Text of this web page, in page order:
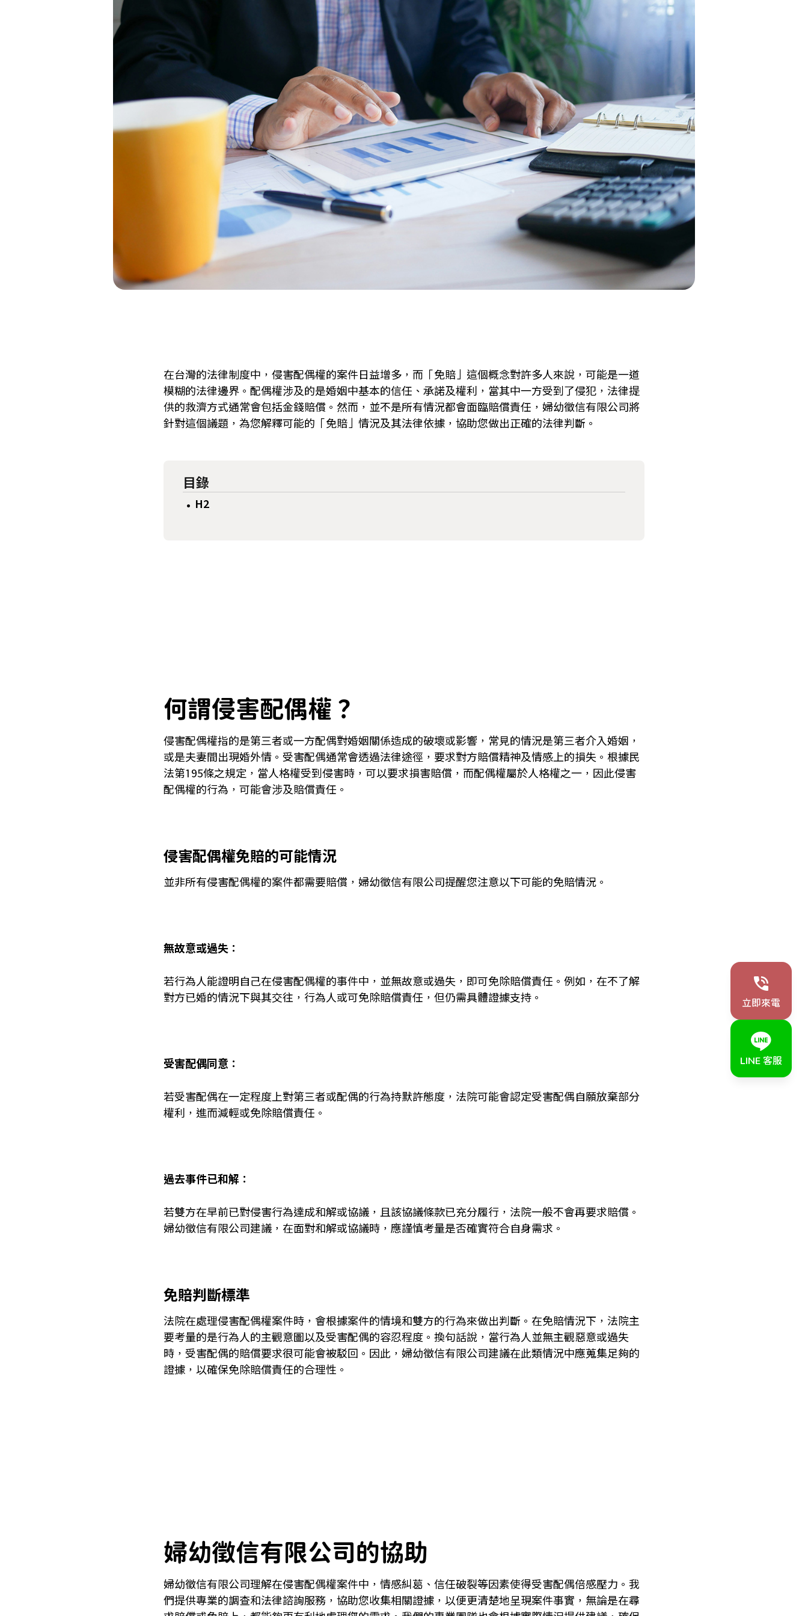
在台灣的法律制度中，侵害配偶權的案件日益增多，而「免賠」這個概念對許多人來說，可能是一道
模糊的法律邊界。配偶權涉及的是婚姻中基本的信任、承諾及權利，當其中一方受到了侵犯，法律提
供的救濟方式通常會包括金錢賠償。然而，並不是所有情況都會面臨賠償責任，婦幼徵信有限公司將
針對這個議題，為您解釋可能的「免賠」情況及其法律依據，協助您做出正確的法律判斷。
目錄
• H2
何謂侵害配偶權？
侵害配偶權指的是第三者或一方配偶對婚姻關係造成的破壞或影響，常見的情況是第三者介入婚姻，
或是夫妻間出現婚外情。受害配偶通常會透過法律途徑，要求對方賠償精神及情感上的損失。根據民
法第195條之規定，當人格權受到侵害時，可以要求損害賠償，而配偶權屬於人格權之一，因此侵害
配偶權的行為，可能會涉及賠償責任。
侵害配偶權免賠的可能情況
並非所有侵害配偶權的案件都需要賠償，婦幼徵信有限公司提醒您注意以下可能的免賠情況。
無故意或過失：
若行為人能證明自己在侵害配偶權的事件中，並無故意或過失，即可免除賠償責任。例如，在不了解
對方已婚的情況下與其交往，行為人或可免除賠償責任，但仍需具體證據支持。
受害配偶同意：
若受害配偶在一定程度上對第三者或配偶的行為持默許態度，法院可能會認定受害配偶自願放棄部分
權利，進而減輕或免除賠償責任。
過去事件已和解：
若雙方在早前已對侵害行為達成和解或協議，且該協議條款已充分履行，法院一般不會再要求賠償。
婦幼徵信有限公司建議，在面對和解或協議時，應謹慎考量是否確實符合自身需求。
免賠判斷標準
法院在處理侵害配偶權案件時，會根據案件的情境和雙方的行為來做出判斷。在免賠情況下，法院主
要考量的是行為人的主觀意圖以及受害配偶的容忍程度。換句話說，當行為人並無主觀惡意或過失
時，受害配偶的賠償要求很可能會被駁回。因此，婦幼徵信有限公司建議在此類情況中應蒐集足夠的
證據，以確保免除賠償責任的合理性。
婦幼徵信有限公司的協助
婦幼徵信有限公司理解在侵害配偶權案件中，情感糾葛、信任破裂等因素使得受害配偶倍感壓力。我
們提供專業的調查和法律諮詢服務，協助您收集相關證據，以便更清楚地呈現案件事實，無論是在尋
立即來電
LINE 客服